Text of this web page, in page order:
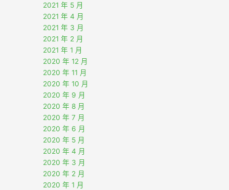
2021 年 5 月
2021 年 4 月
2021 年 3 月
2021 年 2 月
2021 年 1 月
2020 年 12 月
2020 年 11 月
2020 年 10 月
2020 年 9 月
2020 年 8 月
2020 年 7 月
2020 年 6 月
2020 年 5 月
2020 年 4 月
2020 年 3 月
2020 年 2 月
2020 年 1 月